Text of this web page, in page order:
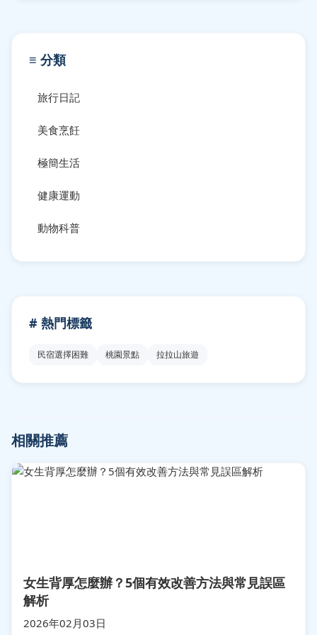
≡ 分類
旅行日記
美食烹飪
極簡生活
健康運動
動物科普
# 熱門標籤
民宿選擇困難 桃園景點 拉拉山旅遊
相關推薦
女生背厚怎麼辦？5個有效改善方法與常見誤區
解析
2026年02月03日